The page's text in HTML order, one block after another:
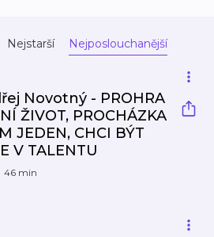
Nejstarší Nejposlouchanější
Novotný - PROHRA
ŽIVOT, PROCHÁZKA
JEDEN, CHCI BÝT
V TALENTU
46 min